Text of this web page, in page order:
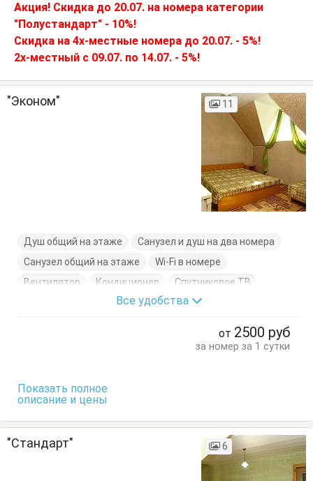
Акция! Скидка до 20.07. на номера категории
"Полустандарт" - 10%!
Скидка на 4х-местные номера до 20.07. - 5%!
2х-местный с 09.07. по 14.07. - 5%!
"Эконом" 11
Душ общий на этаже
Санузел и душ на два номера
Санузел общий на этаже
Wi-Fi в номере
Вентилятор
Кондиционер
Спутниковое ТВ
Цифровое ТВ
Журнальный столик
Шкаф
Все удобства
от 2500 руб
за номер за 1 сутки
Показать полное
описание и цены
"Стандарт" 6